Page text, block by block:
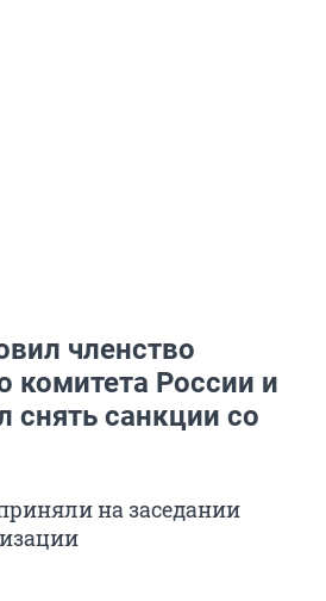
членство
комитета России и
снять санкции со
на заседании